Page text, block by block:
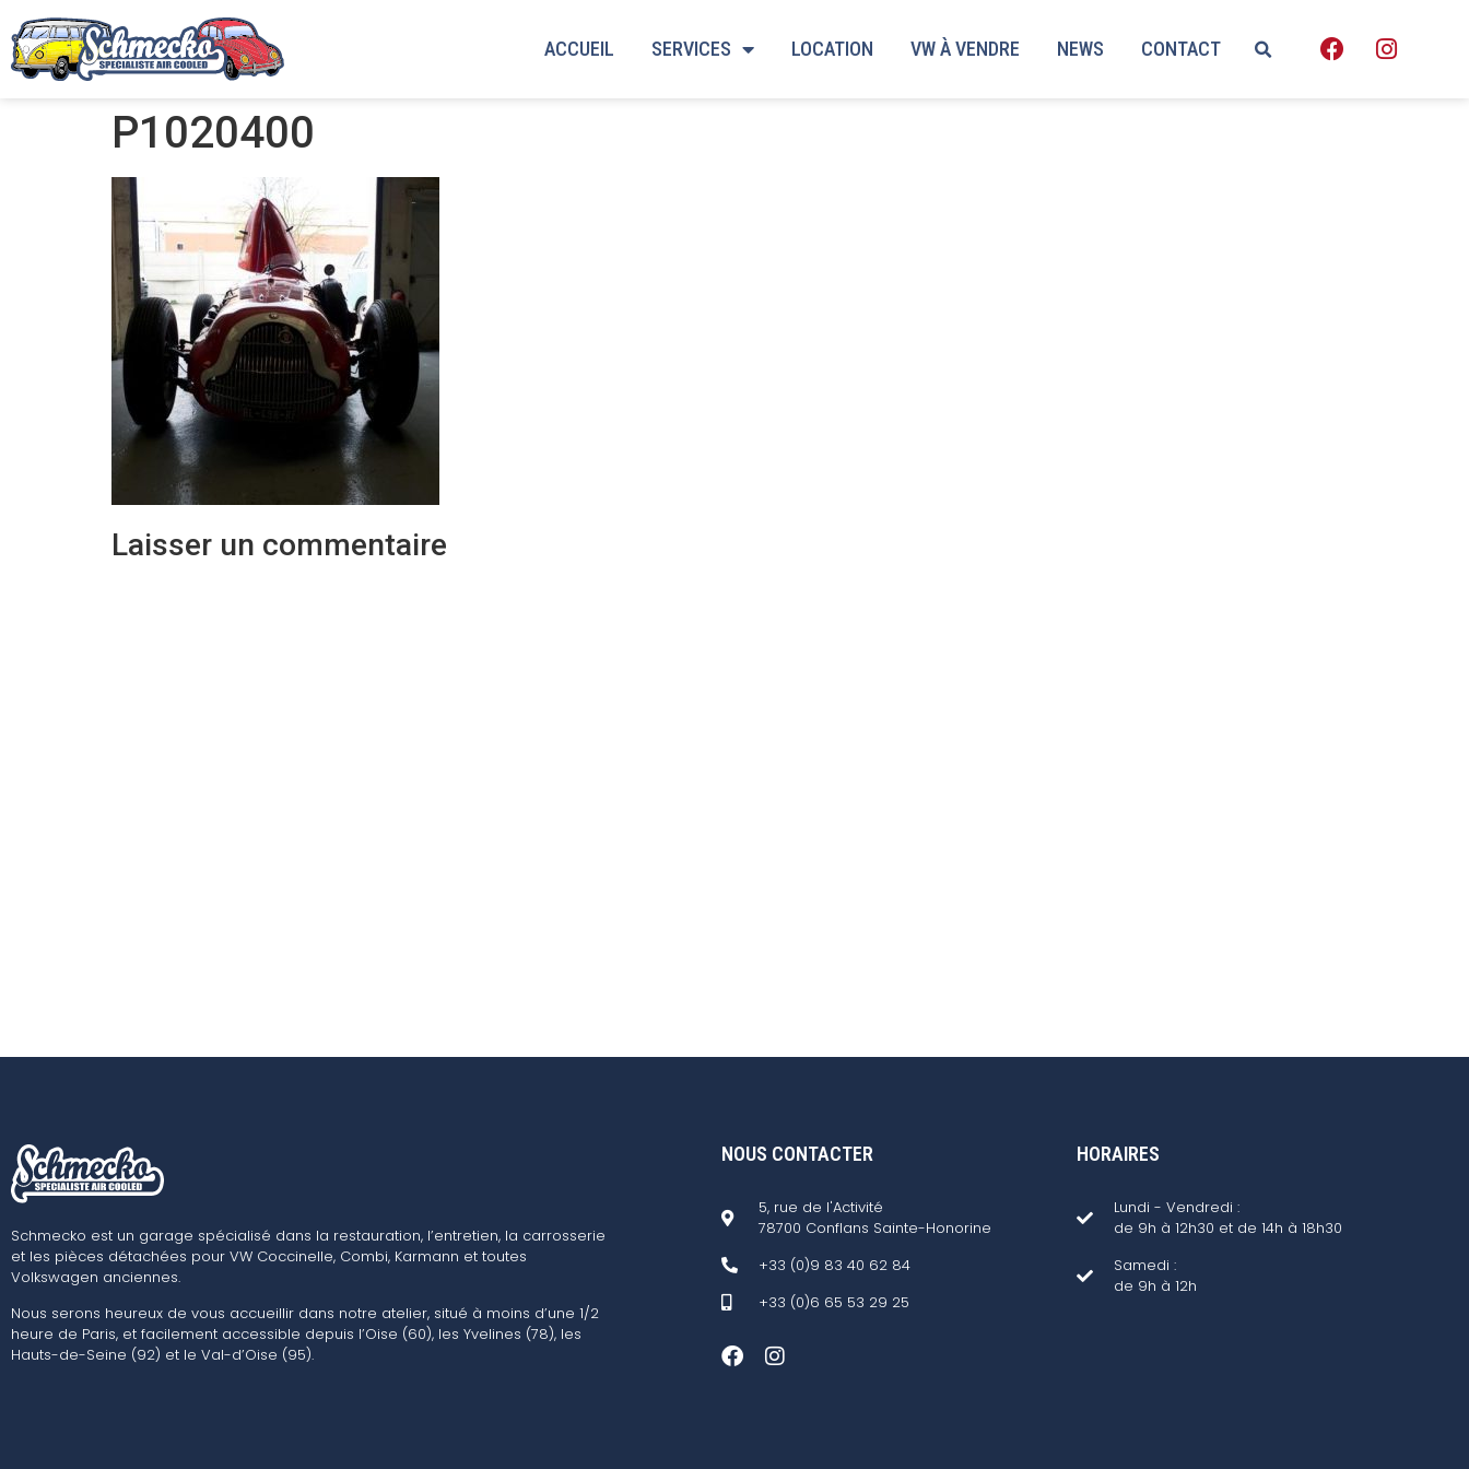
ACCUEIL SERVICES LOCATION VW À VENDRE NEWS CONTACT
P1020400
Laisser un commentaire
Schmecko est un garage spécialisé dans la restauration, l’entretien, la carrosserie
et les pièces détachées pour VW Coccinelle, Combi, Karmann et toutes
Volkswagen anciennes.
Nous serons heureux de vous accueillir dans notre atelier, situé à moins d’une 1/2
heure de Paris, et facilement accessible depuis l’Oise (60), les Yvelines (78), les
Hauts-de-Seine (92) et le Val-d’Oise (95).
NOUS CONTACTER
5, rue de l'Activité
78700 Conflans Sainte-Honorine
+33 (0)9 83 40 62 84
+33 (0)6 65 53 29 25
HORAIRES
Lundi - Vendredi :
de 9h à 12h30 et de 14h à 18h30
Samedi :
de 9h à 12h